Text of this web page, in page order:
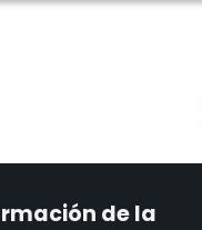
de la